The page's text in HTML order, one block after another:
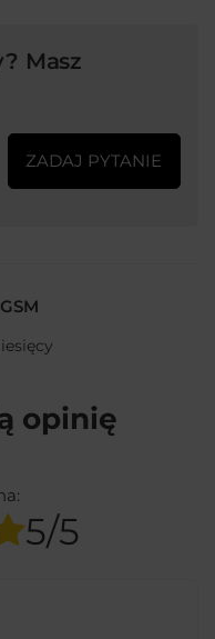
Masz
ZADAJ PYTANIE
opinię
5/5